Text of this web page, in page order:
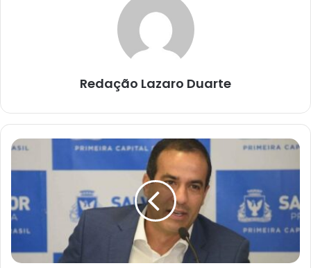
Redação Lazaro Duarte
Bruno
faz
para
professores
voltarem
trabalho